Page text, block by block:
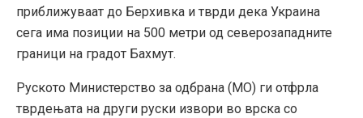
приближуваат до Берхивка и тврди дека Украина
сега има позиции на 500 метри од северозападните
граници на градот Бахмут.
Руското Министерство за одбрана (МО) ги отфрлa
тврдењата на други руски извори во врска со